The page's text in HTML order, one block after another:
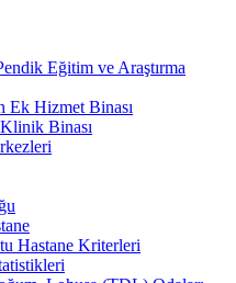
Eğitim ve Araştırma
Ek Hizmet Binası
Binası
Hastane Kriterleri